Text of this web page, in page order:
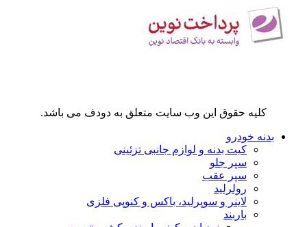
کلیه حقوق این وب سایت متعلق به دودف می باشد.
بدنه خودرو
کیت بدنه و لوازم جانبی تزئینی
سپر جلو
سپر عقب
رولرلید
لاینر و سوپرلید، باکس و کنوپی فلزی
باربند